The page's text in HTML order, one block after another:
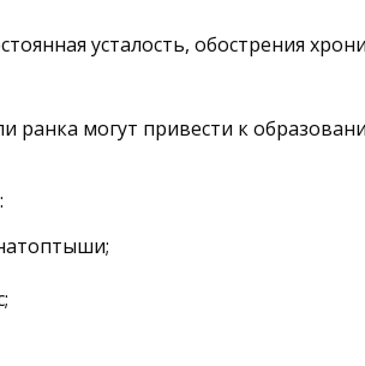
усталость, обострения
могут привести к